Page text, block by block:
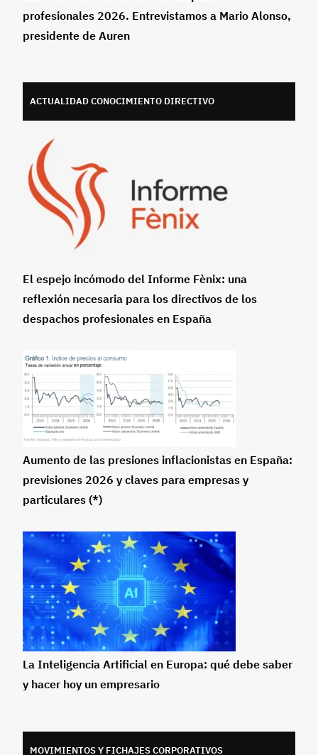
profesionales 2026. Entrevistamos a Mario Alonso,
presidente de Auren
ACTUALIDAD CONOCIMIENTO DIRECTIVO
El espejo incómodo del Informe Fènix: una
reflexión necesaria para los directivos de los
despachos profesionales en España
Aumento de las presiones inflacionistas en España:
previsiones 2026 y claves para empresas y
particulares (*)
La Inteligencia Artificial en Europa: qué debe saber
y hacer hoy un empresario
MOVIMIENTOS Y FICHAJES CORPORATIVOS